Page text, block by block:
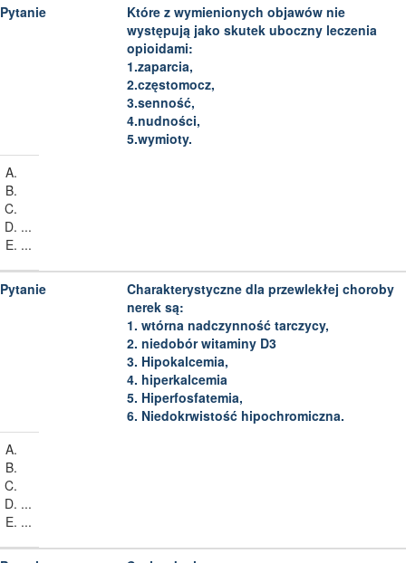
Które z wymienionych objawów nie
występują jako skutek uboczny leczenia
opioidami:
1.zaparcia,
2.częstomocz,
3.senność,
4.nudności,
5.wymioty.
...
...
Charakterystyczne dla przewlekłej choroby
nerek są:
1. wtórna nadczynność tarczycy,
2. niedobór witaminy D3
3. Hipokalcemia,
4. hiperkalcemia
5. Hiperfosfatemia,
6. Niedokrwistość hipochromiczna.
...
...